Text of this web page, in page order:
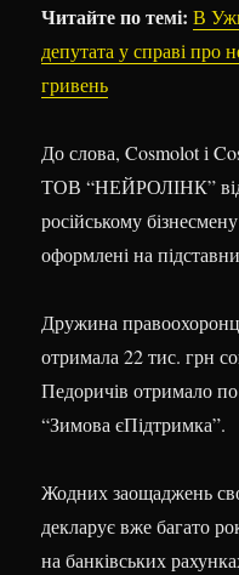
Читайте по темі: В
депутата у справі про
гривень
До слова, Cosmolot і
ТОВ “НЕЙРОЛІНК”
російському
оформлені на
Дружина
отримала 22 тис. грн
Педоричів отримало
“Зимова єПідтримка”.
Жодних заощаджень
декларує вже багато
на банківських